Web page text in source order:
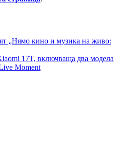
„Нямо кино и музика на живо:
17T, включваща два модела
Moment